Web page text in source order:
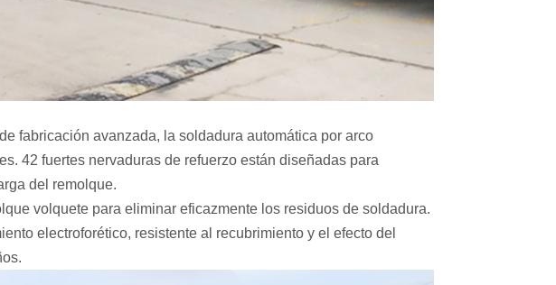
fabricación avanzada, la soldadura automática por arco
42 fuertes nervaduras de refuerzo están diseñadas para
del remolque.
volquete para eliminar eficazmente los residuos de soldadura.
electroforético, resistente al recubrimiento y el efecto del